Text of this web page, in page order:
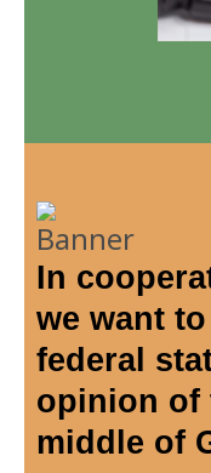
In
we want
federal
opinion of
middle of